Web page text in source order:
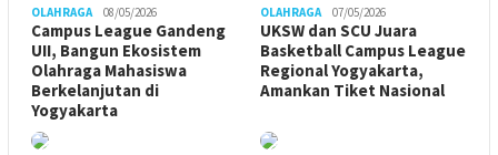
OLAHRAGA 08/05/2026
Campus League Gandeng
UII, Bangun Ekosistem
Olahraga Mahasiswa
Berkelanjutan di
Yogyakarta
OLAHRAGA 07/05/2026
UKSW dan SCU Juara
Basketball Campus League
Regional Yogyakarta,
Amankan Tiket Nasional